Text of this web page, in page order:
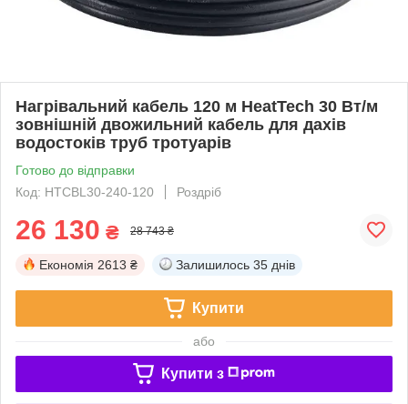
Нагрівальний кабель 120 м HeatTech 30 Вт/м
зовнішній двожильний кабель для дахів
водостоків труб тротуарів
Готово до відправки
Код: HTCBL30-240-120
Роздріб
26 130 ₴ 28 743 ₴
Економія 2613 ₴ Залишилось 35 днів
Купити
або
Купити з